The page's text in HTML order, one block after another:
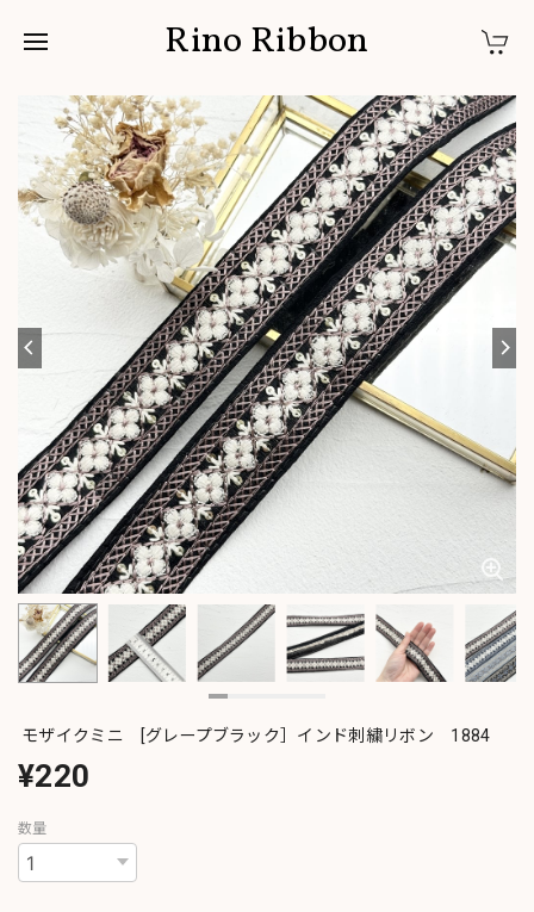
Rino Ribbon
モザイクミニ [グレープブラック］インド刺繍リボン 1884
¥220
数量